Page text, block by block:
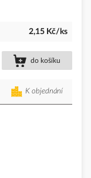
2,15 Kč/ks
do košíku
K objednání